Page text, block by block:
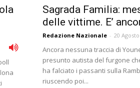
Sagrada Familia:
delle vittime. E’
Redazione Nazionale - 20
Ancora nessuna traccia di
presunto autista del furgone
ha falciato i passanti sulla
riuscendo poi...